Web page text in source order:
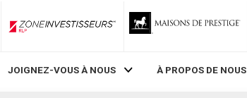
ZoneInvestisseurs RLP
JOIGNEZ-VOUS À NOUS À PROPOS DE NOUS